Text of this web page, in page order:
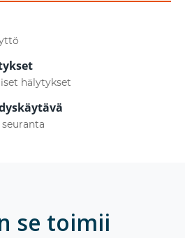
hälytykset
se toimii